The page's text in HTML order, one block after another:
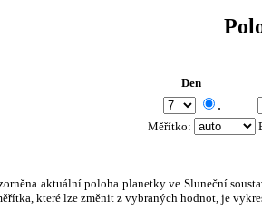
Den
.
Měřítko:
aktuální poloha planetky ve Sluneční
které lze změnit z vybraných hodnot, je